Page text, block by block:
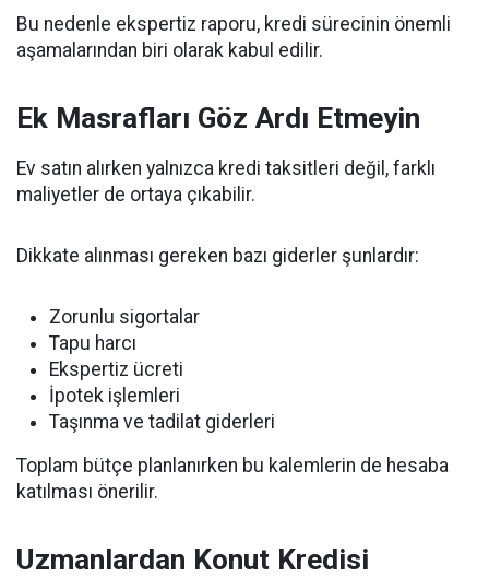
Bu nedenle ekspertiz raporu, kredi sürecinin önemli
aşamalarından biri olarak kabul edilir.
Ek Masrafları Göz Ardı Etmeyin
Ev satın alırken yalnızca kredi taksitleri değil, farklı
maliyetler de ortaya çıkabilir.
Dikkate alınması gereken bazı giderler şunlardır:
Zorunlu sigortalar
Tapu harcı
Ekspertiz ücreti
İpotek işlemleri
Taşınma ve tadilat giderleri
Toplam bütçe planlanırken bu kalemlerin de hesaba
katılması önerilir.
Uzmanlardan Konut Kredisi